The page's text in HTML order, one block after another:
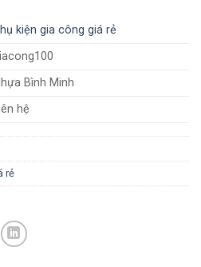
kiện gia công giá rẻ
Bình Minh
hệ
rẻ